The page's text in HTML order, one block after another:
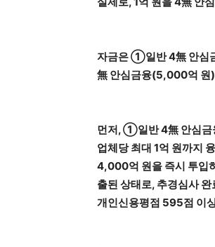
자금은 ①일반 4無 안심
無 안심금융(5,000억 원
먼저, ①일반 4無 안심금
업체당 최대 1억 원까지
4,000억 원을 즉시 투입
출된 상태로, 추경심사
개인신용평점 595점 이